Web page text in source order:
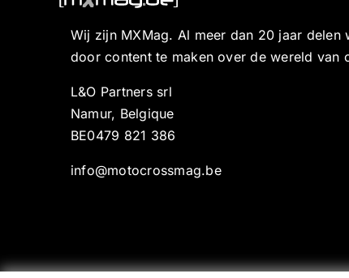
Wij zijn MXMag. Al meer dan 20 jaar
door content te maken over de wereld van
L&O Partners srl
Namur, Belgique
BE0479 821 386
info@motocrossmag.be